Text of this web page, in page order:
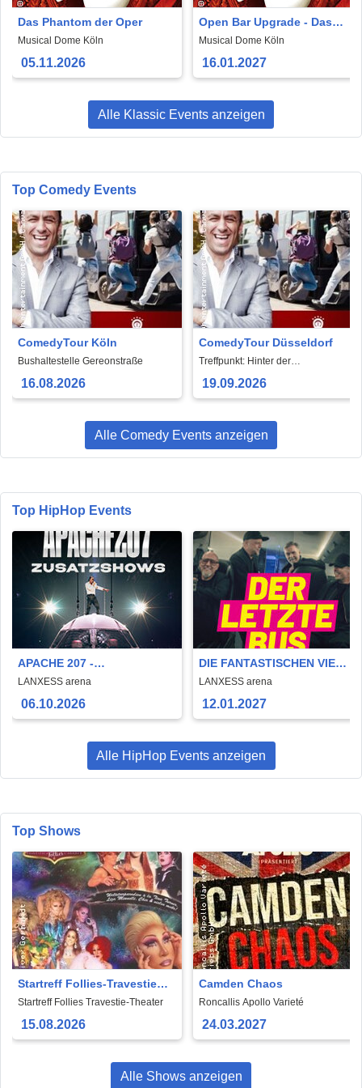
Das Phantom der Oper
Musical Dome Köln
05.11.2026
Open Bar Upgrade - Das
Phantom der Oper
Musical Dome Köln
16.01.2027
Alle Klassic Events anzeigen
Top Comedy Events
ComedyTour Köln
Bushaltestelle Gereonstraße
16.08.2026
ComedyTour Düsseldorf
Treffpunkt: Hinter der
19.09.2026
Alle Comedy Events anzeigen
Top HipHop Events
APACHE 207 -
ZUSATZSHOWS 2026
LANXESS arena
06.10.2026
DIE FANTASTISCHEN VIER –
DER LETZTE BUS – FINAL
TOUR 26-28
LANXESS arena
12.01.2027
Alle HipHop Events anzeigen
Top Shows
Startreff Follies-Travestie
Theater Köln
Startreff Follies Travestie-Theater
15.08.2026
Camden Chaos
Roncallis Apollo Varieté
24.03.2027
Alle Shows anzeigen